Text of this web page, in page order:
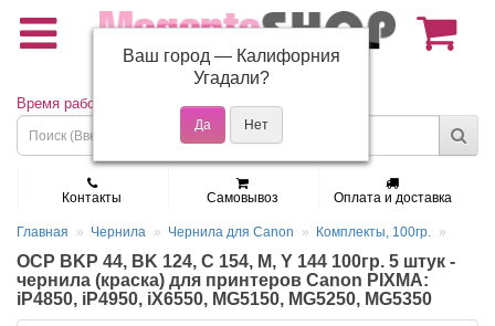
(495) 150-01-37
Время работы: Пн - Пт 9:30 - 19:00
Контакты Самовывоз Оплата и доставка
Главная Чернила Чернила для Canon Комплекты, 100гр.
OCP BKP 44, BK 124, C 154, M, Y 144 100гр. 5 штук -
чернила (краска) для принтеров Canon PIXMA:
iP4850, iP4950, iX6550, MG5150, MG5250, MG5350
Ваш город — Калифорния
Угадали?